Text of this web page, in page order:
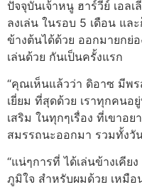
ปัจจุบันเจ้าหนู ฮาร์วีย์ เอล
ลงเล่น ในรอบ 5 เดือน แล
ข้างต้นได้ด้วย ออกมายกย่
เล่นด้วย กันเป็นครั้งแรก
“คุณเห็นแล้วว่า ดิอาซ มีพ
เยี่ยม ที่สุดด้วย เราทุกคนอ
เสริม ในทุกๆเรื่อง ที่เขาอ
สมรรถนะออกมา รวมทั้งวั
“แน่ๆการที่ ได้เล่นข้างเคี
ภูมิใจ สำหรับผมด้วย เหมือ